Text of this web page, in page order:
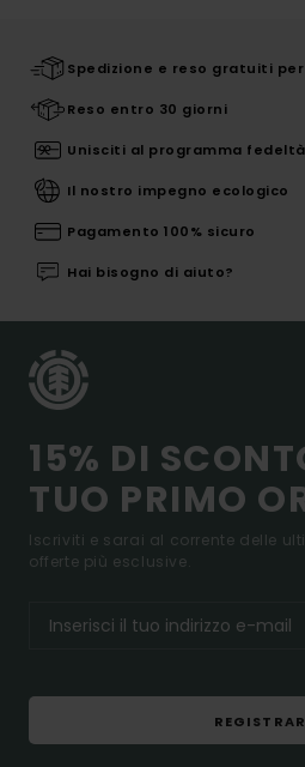
Spedizione e reso gratuiti
Reso entro 30 giorni
Unisciti al programma fedeltà
Il nostro impegno ecologico
Pagamento 100% sicuro
Hai bisogno di aiuto?
15% DI
TUO PRIMO
Iscriviti e sarai al corrente delle
offerte più esclusive.